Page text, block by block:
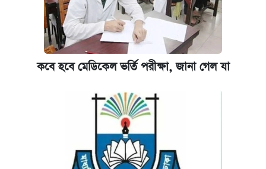
কবে হবে মেডিকেল ভর্তি পরীক্ষা, জানা গেল যা